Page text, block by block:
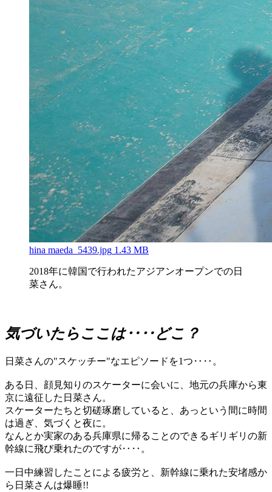
hina maeda_5439.jpg 1.43 MB
2018年に韓国で行われたアジアンオープンでの日
菜さん。
気づいたらここは‥‥どこ？
日菜さんの"スケッチー"なエピソードを1つ‥‥。
ある日、顔見知りのスケーターに会いに、地元の兵庫から東
京に遠征した日菜さん。
スケーターたちと切磋琢磨していると、あっという間に時間
は過ぎ、気づくと夜に。
なんとか実家のある兵庫県に帰ることのできるギリギリの新
幹線に飛び乗れたのですが‥‥。
一日中練習したことによる疲労と、新幹線に乗れた安堵感か
ら日菜さんは爆睡!!